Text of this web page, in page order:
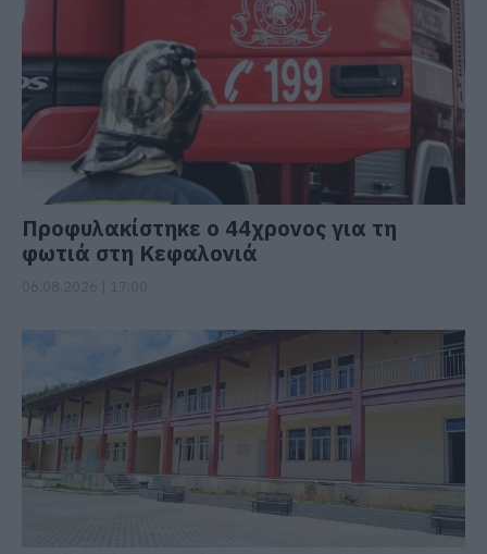
Προφυλακίστηκε ο 44χρονος για τη
φωτιά στη Κεφαλονιά